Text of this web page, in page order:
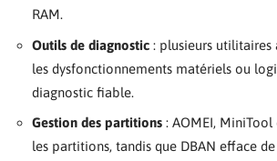
RAM.
Outils de diagnostic : plusieurs utilitaires
les dysfonctionnements matériels ou
diagnostic fiable.
Gestion des partitions : AOMEI, MiniTool
les partitions, tandis que DBAN efface